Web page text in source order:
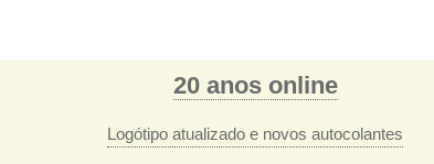
20 anos online
Logótipo atualizado e novos autocolantes